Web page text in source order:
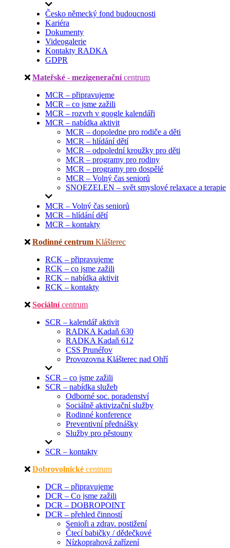
Česko německý fond budoucnosti
Kariéra
Dokumenty
Videogalerie
Kontakty RADKA
GDPR
Mateřské - mezigenerační centrum
MCR – připravujeme
MCR – co jsme zažili
MCR – rozvrh v google kalendáři
MCR – nabídka aktivit
MCR – dopoledne pro rodiče a děti
MCR – hlídání dětí
MCR – odpolední kroužky pro děti
MCR – programy pro rodiny
MCR – programy pro dospělé
MCR – Volný čas seniorů
SNOEZELEN – svět smyslové relaxace a terapie
MCR – Volný čas seniorů
MCR – hlídání dětí
MCR – kontakty
Rodinné centrum Klášterec
RCK – připravujeme
RCK – co jsme zažili
RCK – nabídka aktivit
RCK – kontakty
Sociální centrum
SCR – kalendář aktivit
RADKA Kadaň 630
RADKA Kadaň 612
CSS Prunéřov
Provozovna Klášterec nad Ohří
SCR – co jsme zažili
SCR – nabídka služeb
Odborné soc. poradenství
Sociálně aktivizační služby
Rodinné konference
Preventivní přednášky
Služby pro pěstouny
SCR – kontakty
Dobrovolnické centrum
DCR – připravujeme
DCR – Co jsme zažili
DCR – DOBROPOINT
DCR – přehled činností
Senioři a zdrav. postižení
Čtecí babičky / dědečkové
Nízkoprahová zařízení